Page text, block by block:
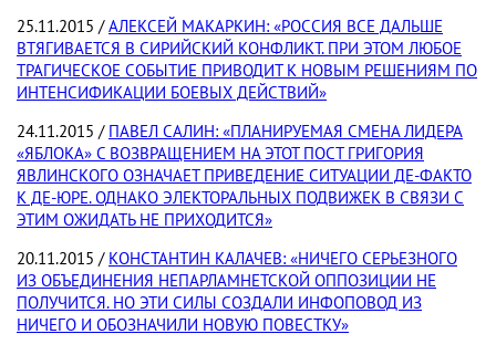
25.11.2015 /АЛЕКСЕЙ МАКАРКИН: «РОССИЯ ВСЕ ДАЛЬШЕ
ВТЯГИВАЕТСЯ В СИРИЙСКИЙ КОНФЛИКТ. ПРИ ЭТОМ ЛЮБОЕ
ТРАГИЧЕСКОЕ СОБЫТИЕ ПРИВОДИТ К НОВЫМ РЕШЕНИЯМ ПО
ИНТЕНСИФИКАЦИИ БОЕВЫХ ДЕЙСТВИЙ»
24.11.2015 / ПАВЕЛ САЛИН: «ПЛАНИРУЕМАЯ СМЕНА ЛИДЕРА
«ЯБЛОКА» С ВОЗВРАЩЕНИЕМ НА ЭТОТ ПОСТ ГРИГОРИЯ
ЯВЛИНСКОГО ОЗНАЧАЕТ ПРИВЕДЕНИЕ СИТУАЦИИ ДЕ-ФАКТО
К ДЕ-ЮРЕ. ОДНАКО ЭЛЕКТОРАЛЬНЫХ ПОДВИЖЕК В СВЯЗИ С
ЭТИМ ОЖИДАТЬ НЕ ПРИХОДИТСЯ»
20.11.2015 / КОНСТАНТИН КАЛАЧЕВ: «НИЧЕГО СЕРЬЕЗНОГО
ИЗ ОБЪЕДИНЕНИЯ НЕПАРЛАМНЕТСКОЙ ОППОЗИЦИИ НЕ
ПОЛУЧИТСЯ. НО ЭТИ СИЛЫ СОЗДАЛИ ИНФОПОВОД ИЗ
НИЧЕГО И ОБОЗНАЧИЛИ НОВУЮ ПОВЕСТКУ»